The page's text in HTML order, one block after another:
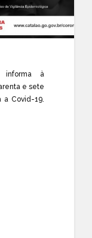
informa à
e sete
a Covid-19.